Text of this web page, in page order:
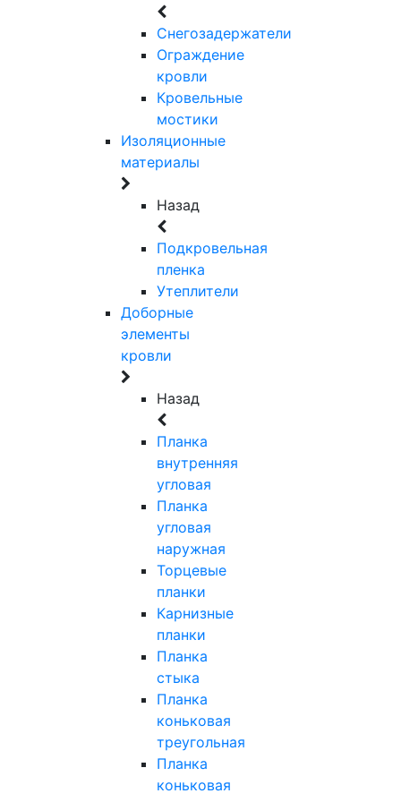
Снегозадержатели
Ограждение
кровли
Кровельные
мостики
Изоляционные
материалы
Назад
Подкровельная
пленка
Утеплители
Доборные
элементы
кровли
Назад
Планка
внутренняя
угловая
Планка
угловая
наружная
Торцевые
планки
Карнизные
планки
Планка
стыка
Планка
коньковая
треугольная
Планка
коньковая